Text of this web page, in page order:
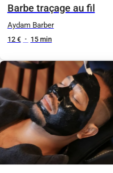
Barbe traçage au fil
Aydam Barber
12 € • 15 min